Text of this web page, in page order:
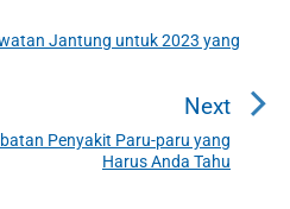
Jantung untuk 2023 yang
Next
e
Penyakit Paru-paru yang
Harus Anda Tahu